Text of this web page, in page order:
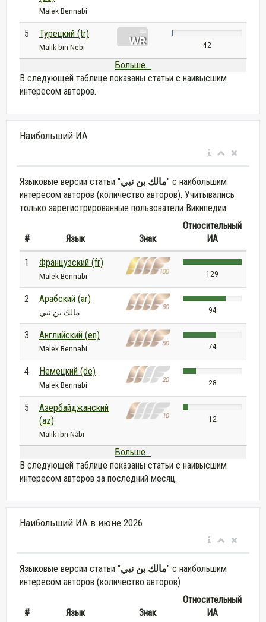
Malek Bennabi
5 Турецкий (tr)
Malik bin Nebi 42
Больше...
В следующей таблице показаны статьи с наивысшим
интересом авторов.
Наибольший ИА
Языковые версии статьи "مالك بن نبي" с наибольшим
интересом авторов (количество авторов). Учитывались
только зарегистрированные пользователи Википедии.
# Язык Знак
Относительный
ИА
1 Французский (fr)
Malek Bennabi 129
2 Арабский (ar)
مالك بن نبي 94
3 Английский (en)
Malek Bennabi 74
4 Немецкий (de)
Malek Bennabi 28
5
Азербайджанский
(az)
Malik ibn Nəbi
12
Больше...
В следующей таблице показаны статьи с наивысшим
интересом авторов за последний месяц.
Наибольший ИА в июне 2026
Языковые версии статьи "مالك بن نبي" с наибольшим
интересом авторов (количество авторов)
# Язык Знак
Относительный
ИА